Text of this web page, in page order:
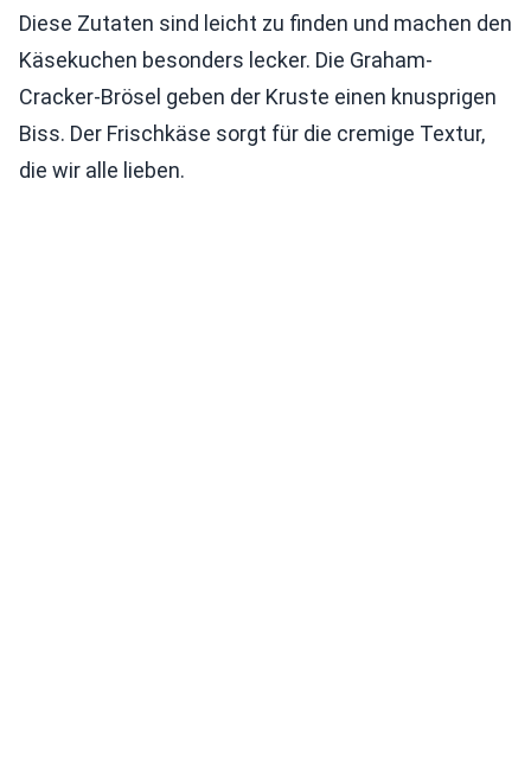
Diese Zutaten sind leicht zu finden und machen den
Käsekuchen besonders lecker. Die Graham-
Cracker-Brösel geben der Kruste einen knusprigen
Biss. Der Frischkäse sorgt für die cremige Textur,
die wir alle lieben.